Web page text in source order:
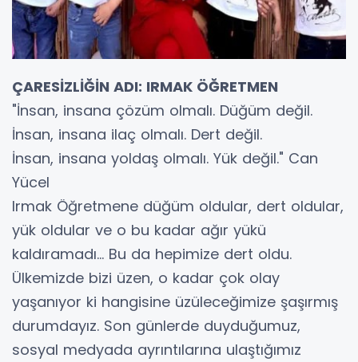
ÇARESİZLİĞİN ADI: IRMAK ÖĞRETMEN
"İnsan, insana çözüm olmalı. Düğüm değil.
İnsan, insana ilaç olmalı. Dert değil.
İnsan, insana yoldaş olmalı. Yük değil." Can
Yücel
Irmak Öğretmene düğüm oldular, dert oldular,
yük oldular ve o bu kadar ağır yükü
kaldıramadı... Bu da hepimize dert oldu.
Ülkemizde bizi üzen, o kadar çok olay
yaşanıyor ki hangisine üzüleceğimize şaşırmış
durumdayız. Son günlerde duyduğumuz,
sosyal medyada ayrıntılarına ulaştığımız